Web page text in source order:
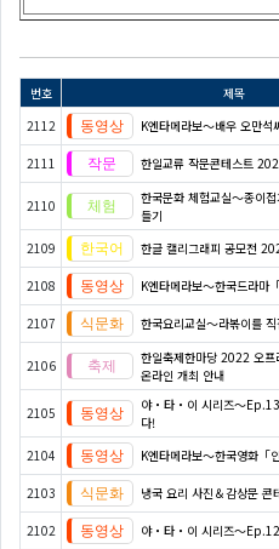
번호 제목
2112
K엔타메라보～배우 오만석
2111 한일교류 작문콘테스트
2110
한국문화 체험교실〜종이
들기
2109 한글 캘리그래피 공모전
2108 K엔타메라보～한국드라마
2107 한국요리교실〜라볶이를
2106
한일축제한마당 2022 오프
온라인 개최 안내
2105
야・타・이 시리즈〜
다!
2104 K엔타메라보～한국영화「인
2103 냉국 요리 사진＆감상문 콘
2102 야・타・이 시리즈〜